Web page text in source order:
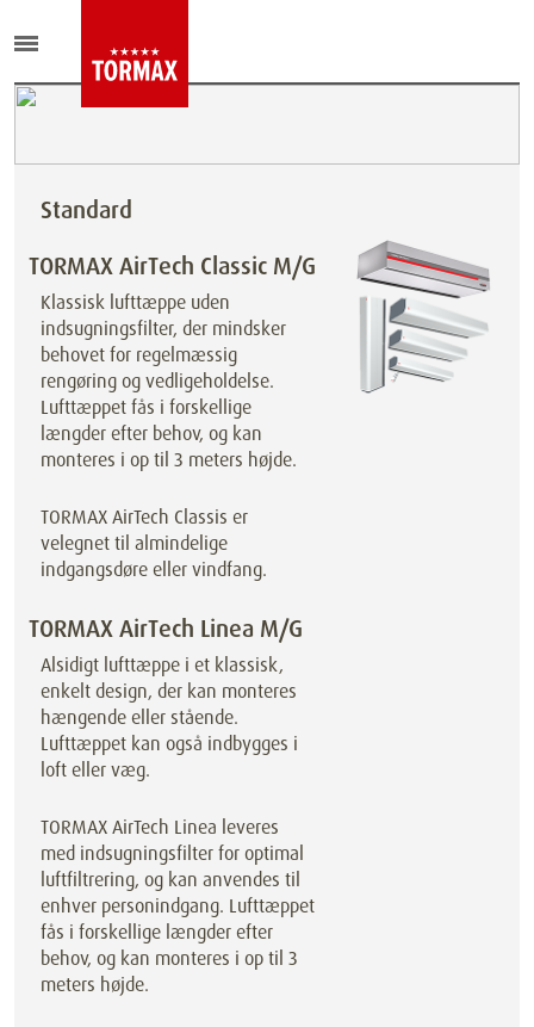
Standard
TORMAX AirTech Classic M/G
Klassisk lufttæppe uden
indsugningsfilter, der mindsker
behovet for regelmæssig
rengøring og vedligeholdelse.
Lufttæppet fås i forskellige
længder efter behov, og kan
monteres i op til 3 meters højde.
TORMAX AirTech Classis er
velegnet til almindelige
indgangsdøre eller vindfang.
TORMAX AirTech Linea M/G
Alsidigt lufttæppe i et klassisk,
enkelt design, der kan monteres
hængende eller stående.
Lufttæppet kan også indbygges i
loft eller væg.
TORMAX AirTech Linea leveres
med indsugningsfilter for optimal
luftfiltrering, og kan anvendes til
enhver personindgang. Lufttæppet
fås i forskellige længder efter
behov, og kan monteres i op til 3
meters højde.